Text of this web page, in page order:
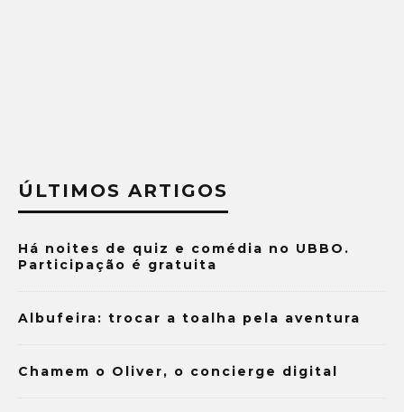
ÚLTIMOS ARTIGOS
Há noites de quiz e comédia no UBBO.
Participação é gratuita
Albufeira: trocar a toalha pela aventura
Chamem o Oliver, o concierge digital